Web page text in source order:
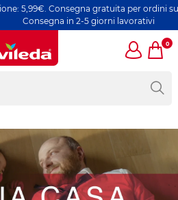
5,99€. Consegna gratuita per ordini
Consegna in 2-5 giorni lavorativi
0